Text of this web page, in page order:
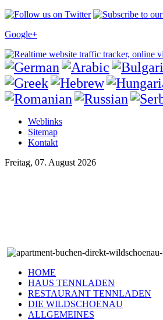
Google+
Weblinks
Sitemap
Kontakt
Freitag, 07. August 2026
HOME
HAUS TENNLADEN
RESTAURANT TENNLADEN
DIE WILDSCHOENAU
ALLGEMEINES